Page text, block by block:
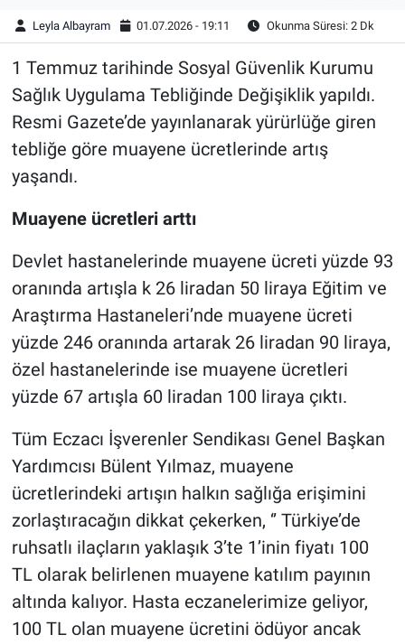
Leyla Albayram 01.07.2026 - 19:11 Okunma Süresi: 2 Dk
1 Temmuz tarihinde Sosyal Güvenlik Kurumu
Sağlık Uygulama Tebliğinde Değişiklik yapıldı.
Resmi Gazete’de yayınlanarak yürürlüğe giren
tebliğe göre muayene ücretlerinde artış
yaşandı.
Muayene ücretleri arttı
Devlet hastanelerinde muayene ücreti yüzde 93
oranında artışla k 26 liradan 50 liraya Eğitim ve
Araştırma Hastaneleri’nde muayene ücreti
yüzde 246 oranında artarak 26 liradan 90 liraya,
özel hastanelerinde ise muayene ücretleri
yüzde 67 artışla 60 liradan 100 liraya çıktı.
Tüm Eczacı İşverenler Sendikası Genel Başkan
Yardımcısı Bülent Yılmaz, muayene
ücretlerindeki artışın halkın sağlığa erişimini
zorlaştıracağın dikkat çekerken, ‘’ Türkiye’de
ruhsatlı ilaçların yaklaşık 3’te 1’inin fiyatı 100
TL olarak belirlenen muayene katılım payının
altında kalıyor. Hasta eczanelerimize geliyor,
100 TL olan muayene ücretini ödüyor ancak